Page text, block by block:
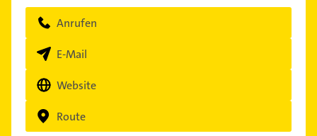
Anrufen
E-Mail
Website
Route